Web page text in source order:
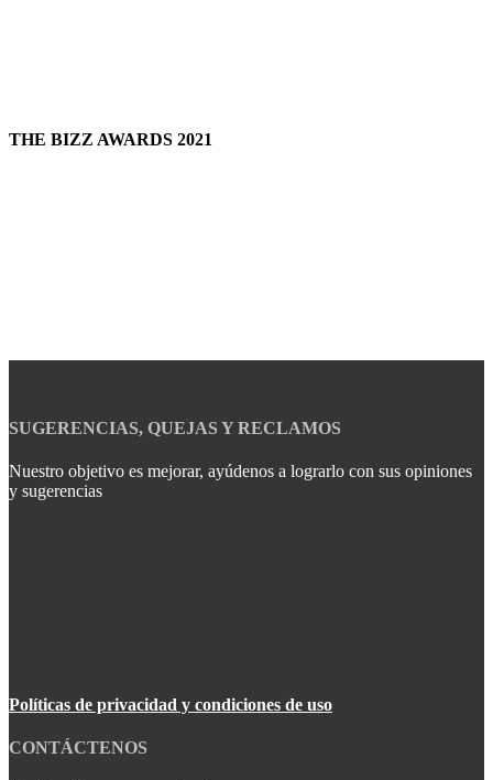
THE BIZZ AWARDS 2021
SUGERENCIAS, QUEJAS Y RECLAMOS
Nuestro objetivo es mejorar, ayúdenos a lograrlo con sus opiniones
y sugerencias
Políticas de privacidad y condiciones de uso
CONTÁCTENOS